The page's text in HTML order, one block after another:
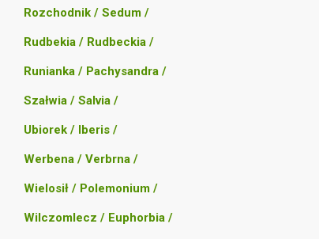
Rozchodnik / Sedum /
Rudbekia / Rudbeckia /
Runianka / Pachysandra /
Szałwia / Salvia /
Ubiorek / Iberis /
Werbena / Verbrna /
Wielosił / Polemonium /
Wilczomlecz / Euphorbia /